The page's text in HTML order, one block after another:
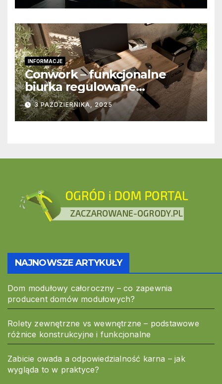
INFORMACJE
Conwork – funkcjonalne
biurka regulowane
stworzone z myślą o
nowoczesnych
przestrzeniach pracy
3 PAŹDZIERNIKA, 2025
NAJNOWSZE ARTYKUŁY
Dom modułowy całoroczny – co zapewnia
producent domów modułowych?
Rolety zewnętrzne vs wewnętrzne – podstawowe
różnice konstrukcyjne i funkcjonalne
Zabicie owada a odpowiedzialność karna – jak
wygląda to w praktyce?